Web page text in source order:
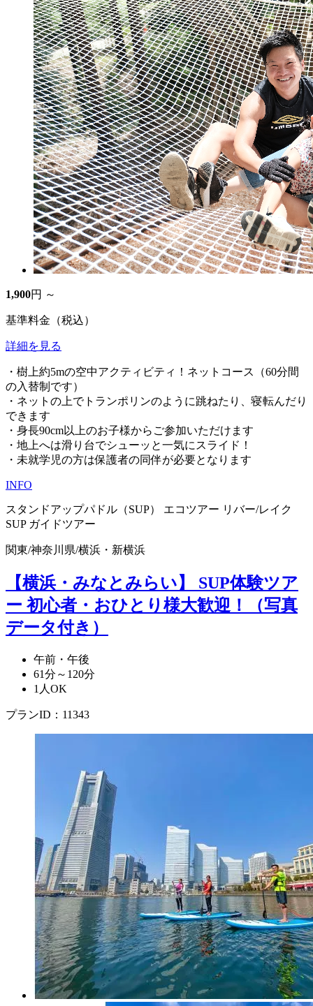
1,900円 ～
基準料金（税込）
詳細を見る
・樹上約5mの空中アクティビティ！ネットコース（60分間
の入替制です）
・ネットの上でトランポリンのように跳ねたり、寝転んだり
できます
・身長90cm以上のお子様からご参加いただけます
・地上へは滑り台でシューッと一気にスライド！
・未就学児の方は保護者の同伴が必要となります
INFO
スタンドアップパドル（SUP） エコツアー リバー/レイク
SUP ガイドツアー
関東/神奈川県/横浜・新横浜
【横浜・みなとみらい】 SUP体験ツア
ー 初心者・おひとり様大歓迎！（写真
データ付き）
午前・午後
61分～120分
1人OK
プランID：11343